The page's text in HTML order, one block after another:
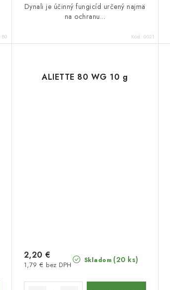
80
Dynali je účinný fungicíd určený najmä
na ochranu...
Kód: 0021
ALIETTE 80 WG 10 g
Skladom (20 ks)
1,79 € bez DPH
2,20 €